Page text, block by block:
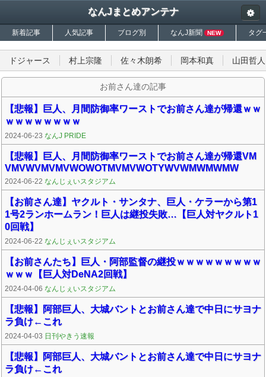
なんJまとめアンテナ
新着記事 人気記事 ブログ別 なんJ新聞 NEW タグ
ドジャース 村上宗隆 佐々木朗希 岡本和真 山田哲人
お前さん達の記事
【悲報】巨人、月間防御率ワーストでお前さん達が帰還ｗｗ
ｗｗｗｗｗｗｗｗ
2024-06-23 なんJ PRIDE
【悲報】巨人、月間防御率ワーストでお前さん達が帰還VM
VMVWVMVMVWOWOTMVMVWOTYWVWMWMWMW
2024-06-22 なんじぇいスタジアム
【お前さん達】ヤクルト・サンタナ、巨人・ケラーから第1
1号2ランホームラン！巨人は継投失敗…【巨人対ヤクルト1
0回戦】
2024-06-22 なんじぇいスタジアム
【お前さんたち】巨人・阿部監督の継投ｗｗｗｗｗｗｗｗｗ
ｗｗｗ【巨人対DeNA2回戦】
2024-04-06 なんじぇいスタジアム
【悲報】阿部巨人、大城バントとお前さん達で中日にサヨナ
ラ負け←これ
2024-04-03 日刊やきう速報
【悲報】阿部巨人、大城バントとお前さん達で中日にサヨナ
ラ負け←これ